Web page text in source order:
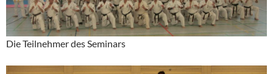
Die Teilnehmer des Seminars